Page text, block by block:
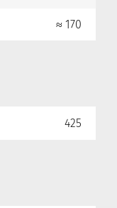
≈ 170
425